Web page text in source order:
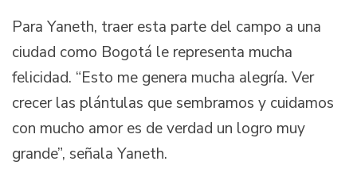
Para Yaneth, traer esta parte del campo a una
ciudad como Bogotá le representa mucha
felicidad. “Esto me genera mucha alegría. Ver
crecer las plántulas que sembramos y cuidamos
con mucho amor es de verdad un logro muy
grande”, señala Yaneth.